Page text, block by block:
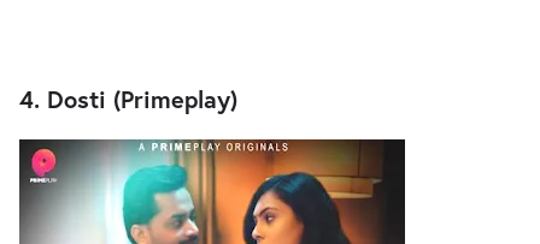
4. Dosti (Primeplay)